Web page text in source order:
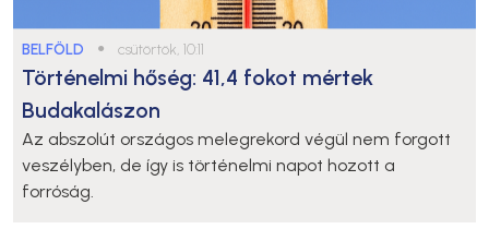
BELFÖLD ● csütörtök, 10:11
Történelmi hőség: 41,4 fokot mértek
Budakalászon
Az abszolút országos melegrekord végül nem forgott
veszélyben, de így is történelmi napot hozott a
forróság.